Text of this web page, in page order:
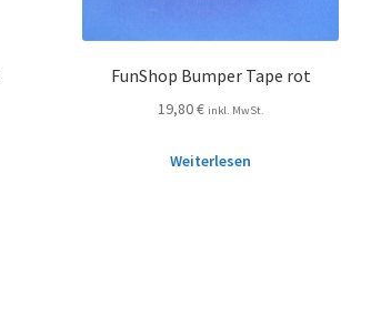
FunShop Bumper Tape rot
19,80€ inkl. MwSt.
Weiterlesen